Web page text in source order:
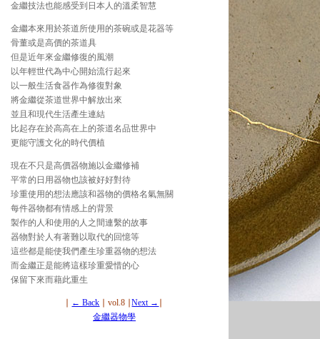
金繼技法也能感受到日本人的溫柔智慧
金繼本來用於茶道所使用的茶碗或是花器等
骨董或是高價的茶道具
但是近年來金繼修復的風潮
以年輕世代為中心開始流行起來
以一般生活食器作為修復對象
將金繼從茶道世界中解放出來
並且和現代生活產生連結
比起存在於高高在上的茶道名品世界中
更能守護文化的時代價植
現在不只是高價器物施以金繼修補
平常的日用器物也該被好好對待
珍重使用的想法應該和器物的價格名氣無關
每件器物都有情感上的背景
製作的人和使用的人之間連繫的故事
器物對於人有著難以取代的回憶等
這些都是能使我們產生珍重器物的想法
而金繼正是能將這樣珍重愛惜的心
保留下來而藉此重生
← Back ∣ vol.8 ∣Next →
金繼器物學